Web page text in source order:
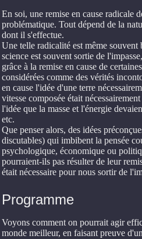
En soi, une remise en cause radicale
problématique. Tout dépend de la
dont il s'effectue.
Une telle radicalité est même souvent
science est souvent sortie de
grâce à la remise en cause de
considérées comme des vérités
en cause l'idée d'une terre
vitesse composée était
l'idée que la masse et l'énergie
etc.
Que penser alors, des idées
discutables) qui imbibent la pensée
psychologique, économique ou
pourraient-ils pas résulter de leur
était nécessaire pour nous sortir de
Programme
Voyons comment on pourrait agir
monde meilleur, en faisant preuve